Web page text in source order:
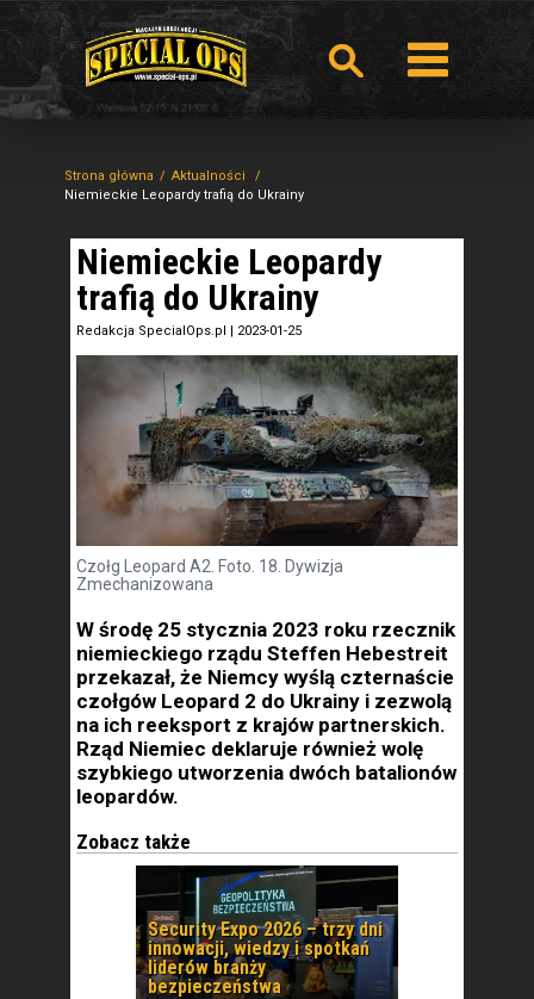
Strona główna
Aktualności
Niemieckie Leopardy trafią do Ukrainy
Niemieckie Leopardy
trafią do Ukrainy
Redakcja SpecialOps.pl | 2023-01-25
Czołg Leopard A2. Foto. 18. Dywizja
Zmechanizowana
W środę 25 stycznia 2023 roku rzecznik
niemieckiego rządu Steffen Hebestreit
przekazał, że Niemcy wyślą czternaście
czołgów Leopard 2 do Ukrainy i zezwolą
na ich reeksport z krajów partnerskich.
Rząd Niemiec deklaruje również wolę
szybkiego utworzenia dwóch batalionów
leopardów.
Zobacz także
Security Expo 2026 – trzy dni
innowacji, wiedzy i spotkań
liderów branży
bezpieczeństwa